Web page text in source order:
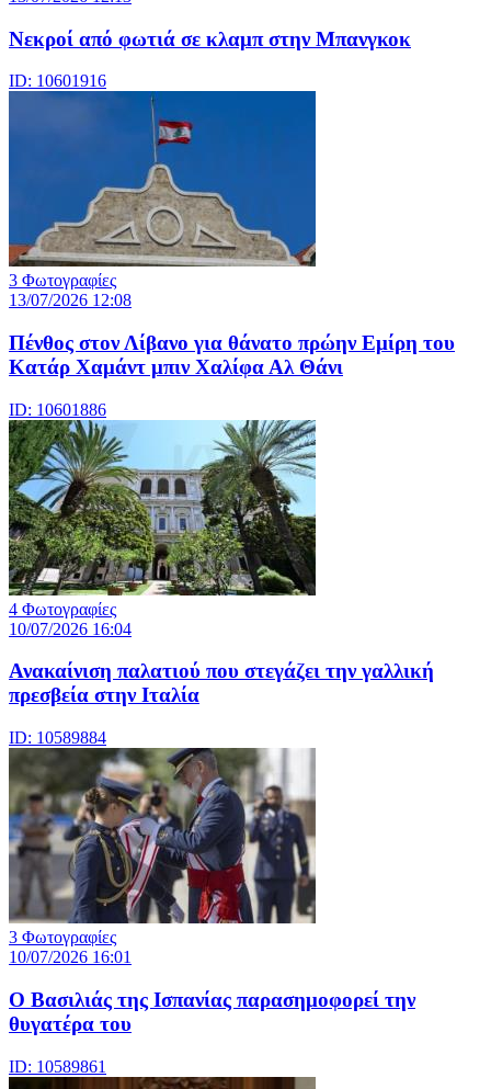
Νεκροί από φωτιά σε κλαμπ στην Μπανγκοκ
ID: 10601916
3 Φωτογραφίες
13/07/2026 12:08
Πένθος στον Λίβανο για θάνατο πρώην Εμίρη του
Κατάρ Χαμάντ μπιν Χαλίφα Αλ Θάνι
ID: 10601886
4 Φωτογραφίες
10/07/2026 16:04
Ανακαίνιση παλατιού που στεγάζει την γαλλική
πρεσβεία στην Ιταλία
ID: 10589884
3 Φωτογραφίες
10/07/2026 16:01
Ο Βασιλιάς της Ισπανίας παρασημοφορεί την
θυγατέρα του
ID: 10589861